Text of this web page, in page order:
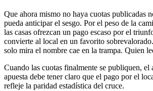
Que ahora mismo no haya cuotas publicadas
pueda anticipar el sesgo. Por el peso de la
las casas ofrezcan un pago escaso por el
convierte al local en un favorito
solo mira el nombre cae en la trampa. Quien
Cuando las cuotas finalmente se publiquen, el
apuesta debe tener claro que el pago por el
refleje la paridad estadística del cruce.